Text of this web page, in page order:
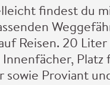
findest du
Reisen. 20
sowie Proviant